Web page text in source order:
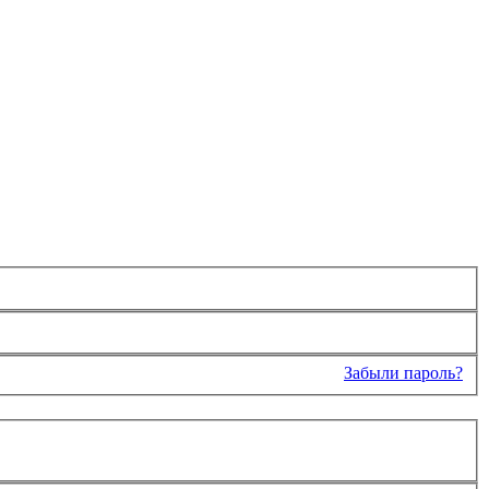
Забыли пароль?